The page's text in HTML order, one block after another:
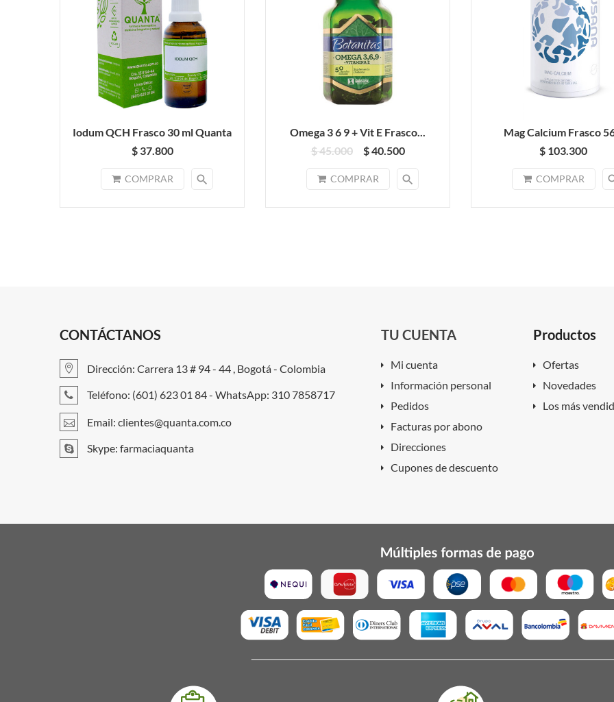
Iodum QCH Frasco 30 ml Quanta
$ 37.800
COMPRAR search
Omega 3 6 9 + Vit E Frasco...
$ 45.000
$ 40.500
COMPRAR search
Mag Calcium Frasco
$ 103.300
COMPRAR
CONTÁCTANOS
Dirección: Carrera 13 # 94 - 44 , Bogotá - Colombia
Teléfono: (601) 623 01 84 - WhatsApp: 310 7858717
Email: clientes@quanta.com.co
Skype: farmaciaquanta
TU CUENTA
Mi cuenta
Información personal
Pedidos
Facturas por abono
Direcciones
Cupones de descuento
Productos
Ofertas
Novedades
Los más